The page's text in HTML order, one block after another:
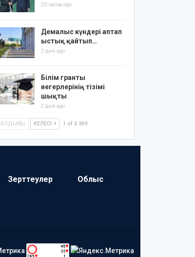
20 часов ago
Демалыс күндері аптап
ыстық қайтып…
2 дня ago
Білім гранты
иегерлерінің тізімі
шықты
2 дня ago
АЛДЫҢҒЫ КЕЛЕСІ 1 of 6 369
Зерттеулер Облыс